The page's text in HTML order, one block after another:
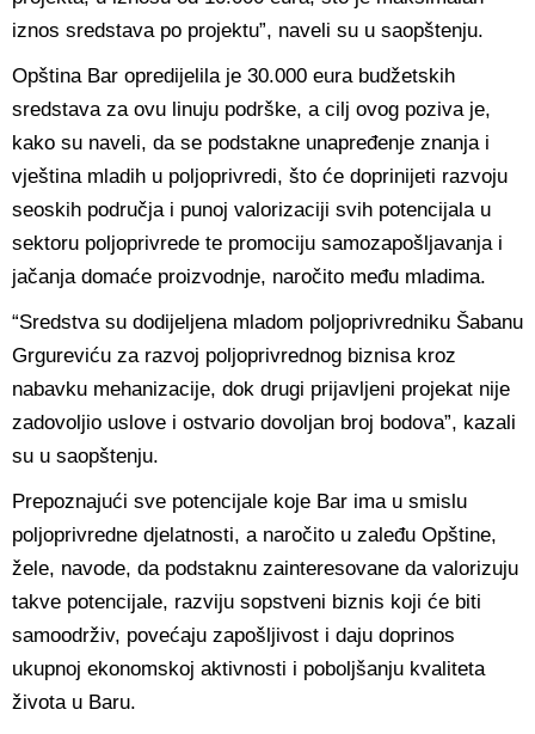
iznos sredstava po projektu”, naveli su u saopštenju.
Opština Bar opredijelila je 30.000 eura budžetskih
sredstava za ovu linuju podrške, a cilj ovog poziva je,
kako su naveli, da se podstakne unapređenje znanja i
vještina mladih u poljoprivredi, što će doprinijeti razvoju
seoskih područja i punoj valorizaciji svih potencijala u
sektoru poljoprivrede te promociju samozapošljavanja i
jačanja domaće proizvodnje, naročito među mladima.
“Sredstva su dodijeljena mladom poljoprivredniku Šabanu
Grgureviću za razvoj poljoprivrednog biznisa kroz
nabavku mehanizacije, dok drugi prijavljeni projekat nije
zadovoljio uslove i ostvario dovoljan broj bodova”, kazali
su u saopštenju.
Prepoznajući sve potencijale koje Bar ima u smislu
poljoprivredne djelatnosti, a naročito u zaleđu Opštine,
žele, navode, da podstaknu zainteresovane da valorizuju
takve potencijale, razviju sopstveni biznis koji će biti
samoodrživ, povećaju zapošljivost i daju doprinos
ukupnoj ekonomskoj aktivnosti i poboljšanju kvaliteta
života u Baru.